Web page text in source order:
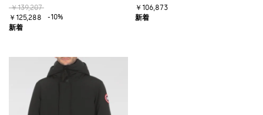
￥139,207
￥125,288
-10%
￥106,873